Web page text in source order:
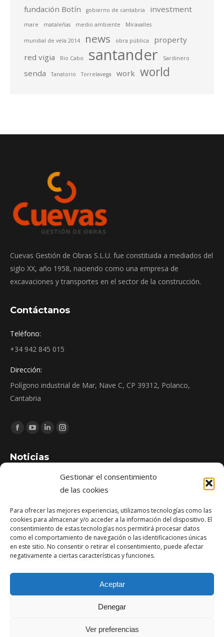
Gestionar el consentimiento
de las cookies
Para ofrecer las mejores experiencias, utilizamos tecnologías como las
cookies para almacenar y/o acceder a la información del dispositivo. El
consentimiento de estas tecnologías nos permitirá procesar datos
como el comportamiento de navegación o las identificaciones únicas
en este sitio. No consentir o retirar el consentimiento, puede afectar
negativamente a ciertas características y funciones.
Aceptar
Denegar
Ver preferencias
fundación Botín
gobierno de cantabria investment
mare mataleñas medio ambiente Miravalles
mundial de vela 2014 news obra pública
property
red vigia
Rio Cabo santander Sardinero
senda Tanatorio Torrelavega work world
Cuevas Gestión de Obras S.L.U. fue constituida a mediados del
siglo XX, año 1958, naciendo como una empresa de
excavaciones y transportes en el sector de la construcción.
Contáctanos
Teléfono:
+34 942 845 015
Dirección:
Polígono industrial de Mar, Nave C, CP 39312, Polanco,
Cantabria
Encuéntranos en:
Facebook
opens
YouTube
opens
Linkedin
opens
Instagram
in
new
Noticias
Zona de Juegos Infantiles de Pomaluengo: construcción e
instalación de espacio público en Cantabria
abril 21, 2026
Reforma del edificio de oficinas Lagunilla (SCS) en Santander
diciembre 1, 2025